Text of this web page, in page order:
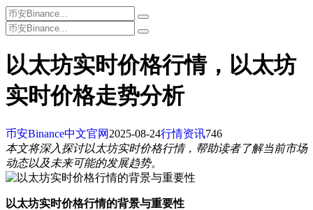
以太坊实时价格行情，以太坊
实时价格走势分析
币安Binance中文官网 2025-08-24行情资讯746
本文将深入探讨以太坊实时价格行情，帮助读者了解当前市场
动态以及未来可能的发展趋势。
以太坊实时价格行情的背景与重要性